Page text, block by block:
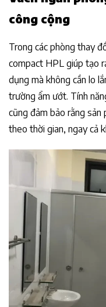
công cộng
Trong các phòng thay
compact HPL giúp tạo
dụng mà không cần lo
trường ẩm ướt. Tính
cũng đảm bảo rằng sản
theo thời gian, ngay cả